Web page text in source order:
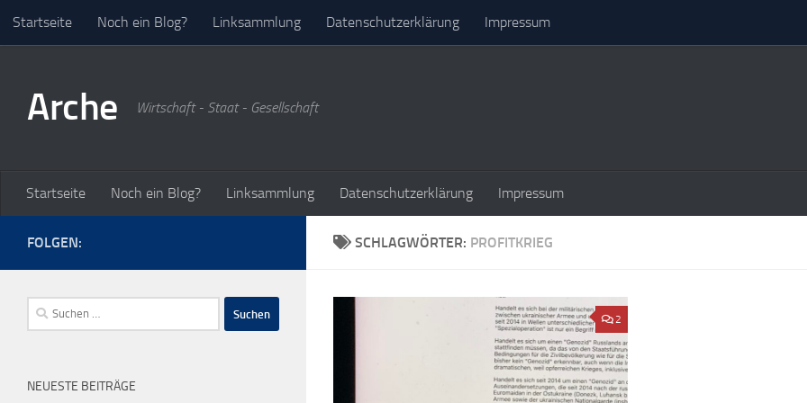
Zum Inhalt springen
Startseite Noch ein Blog? Linksammlung Datenschutzerklärung Impressum
Arche Wirtschaft - Staat - Gesellschaft
Startseite Noch ein Blog? Linksammlung Datenschutzerklärung Impressum
SCHLAGWÖRTER: PROFITKRIEG
2
FOLGEN:
Suchen
nach:
NEUESTE BEITRÄGE